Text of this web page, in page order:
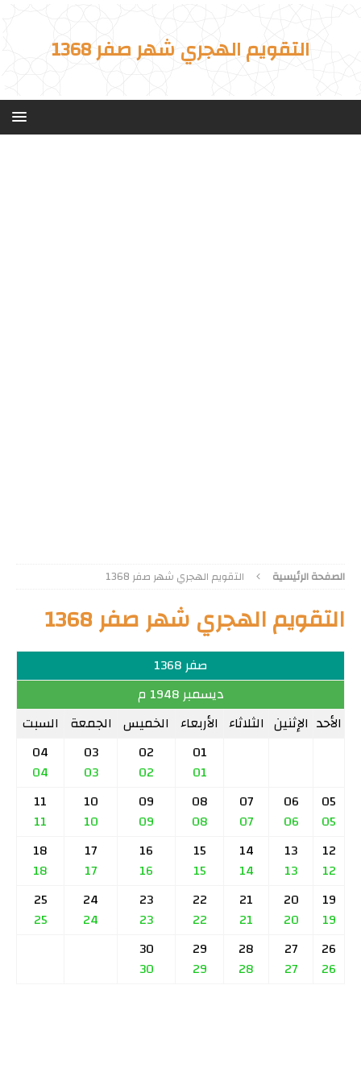
التقويم الهجري شهر صفر 1368
الصفحة الرئيسية التقويم الهجري شهر صفر 1368
التقويم الهجري شهر صفر 1368
صفر 1368
ديسمبر 1948 م
الأحد الإثنين الثلاثاء الأربعاء الخميس الجمعة السبت
01
01
02
02
03
03
04
04
05
05
06
06
07
07
08
08
09
09
10
10
11
11
12
12
13
13
14
14
15
15
16
16
17
17
18
18
19
19
20
20
21
21
22
22
23
23
24
24
25
25
26
26
27
27
28
28
29
29
30
30